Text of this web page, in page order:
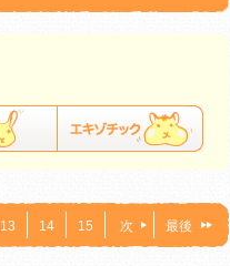
13 14 15 次 最後